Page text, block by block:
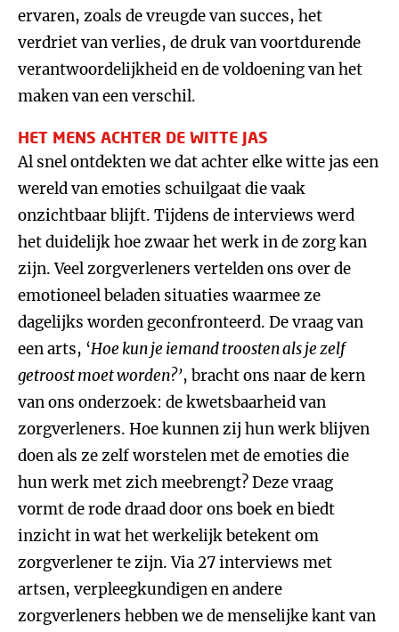
ervaren, zoals de vreugde van succes, het
verdriet van verlies, de druk van voortdurende
verantwoordelijkheid en de voldoening van het
maken van een verschil.
HET MENS ACHTER DE WITTE JAS
Al snel ontdekten we dat achter elke witte jas een
wereld van emoties schuilgaat die vaak
onzichtbaar blijft. Tijdens de interviews werd
het duidelijk hoe zwaar het werk in de zorg kan
zijn. Veel zorgverleners vertelden ons over de
emotioneel beladen situaties waarmee ze
dagelijks worden geconfronteerd. De vraag van
een arts, ‘Hoe kun je iemand troosten als je zelf
getroost moet worden?’, bracht ons naar de kern
van ons onderzoek: de kwetsbaarheid van
zorgverleners. Hoe kunnen zij hun werk blijven
doen als ze zelf worstelen met de emoties die
hun werk met zich meebrengt? Deze vraag
vormt de rode draad door ons boek en biedt
inzicht in wat het werkelijk betekent om
zorgverlener te zijn. Via 27 interviews met
artsen, verpleegkundigen en andere
zorgverleners hebben we de menselijke kant van